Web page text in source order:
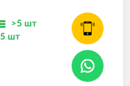
>5 шт
шт